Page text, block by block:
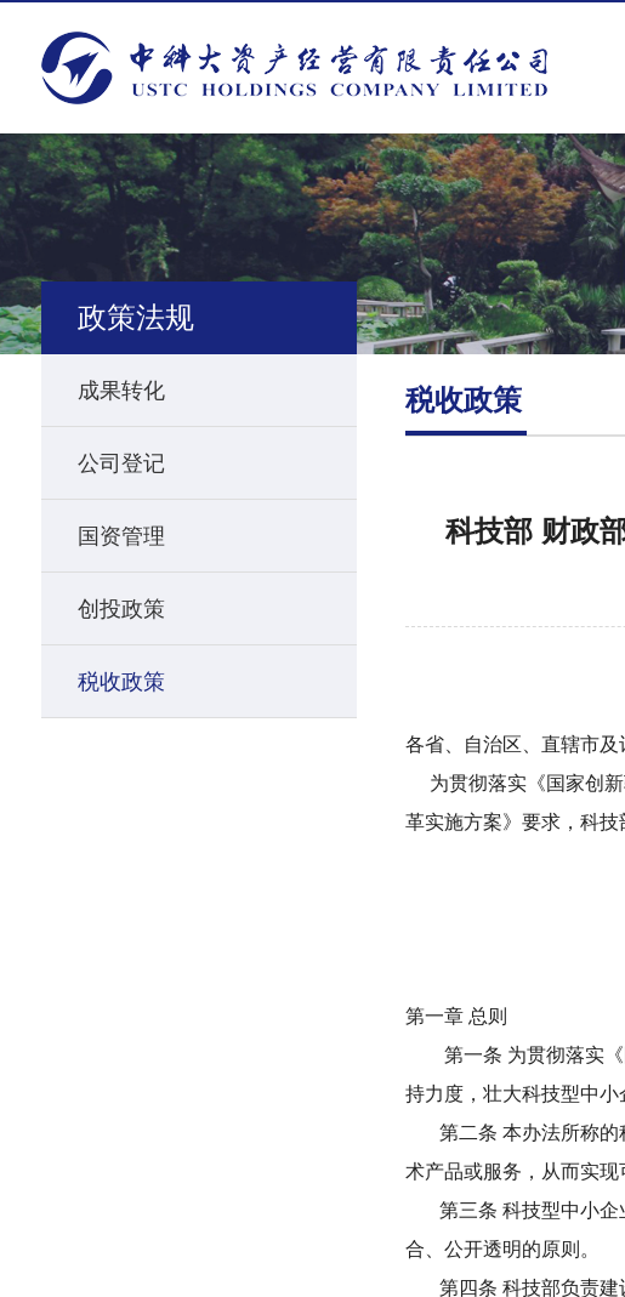
政策法规
成果转化
公司登记
国资管理
创投政策
税收政策
税收政策
科技部 财政
各省、自治区、直辖市
为贯彻落实《国家创新
革实施方案》要求，科
第一章 总则
第一条 为贯彻落实
持力度，壮大科技型中小
第二条 本办法所称的
术产品或服务，从而实现
第三条 科技型中小企
合、公开透明的原则。
第四条 科技部负责建设